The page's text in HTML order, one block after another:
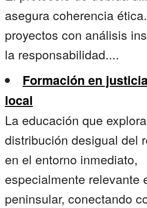
asegura coherencia
proyectos con análisis
la responsabilidad....
Formación en
local
La educación que
distribución desigual del
en el entorno inmediato,
especialmente relevante
peninsular, conectando